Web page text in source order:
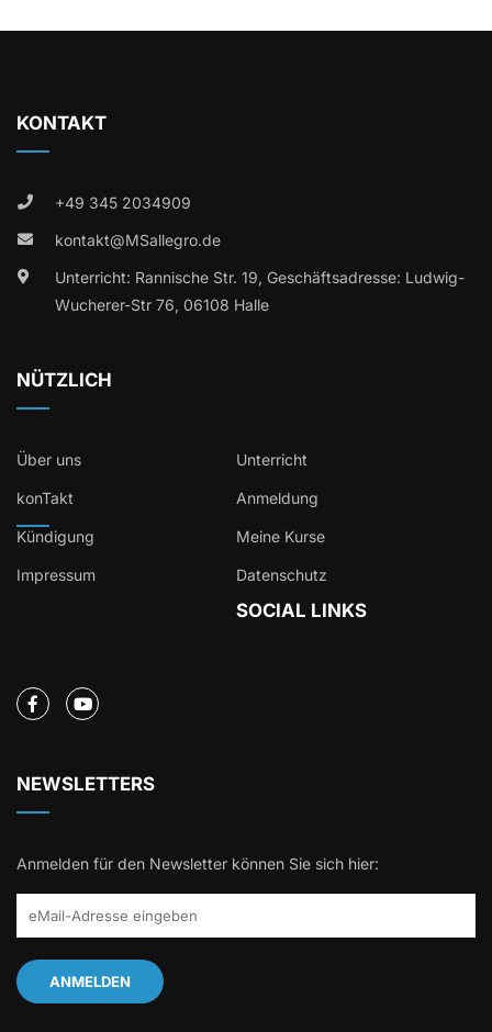
KONTAKT
+49 345 2034909
kontakt@MSallegro.de
Unterricht: Rannische Str. 19, Geschäftsadresse: Ludwig-
Wucherer-Str 76, 06108 Halle
NÜTZLICH
Über uns Unterricht
konTakt Anmeldung
Kündigung Meine Kurse
Impressum Datenschutz
SOCIAL LINKS
NEWSLETTERS
Anmelden für den Newsletter können Sie sich hier: